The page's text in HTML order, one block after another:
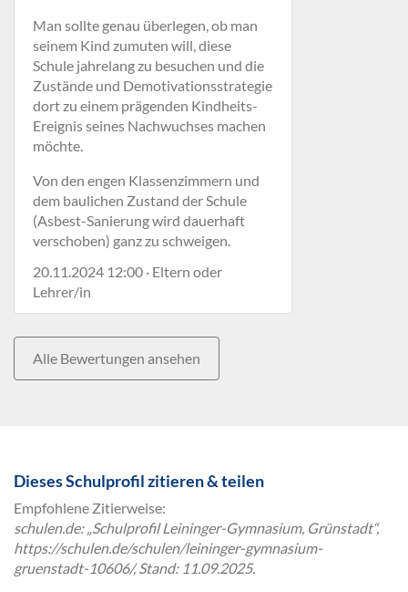
Man sollte genau überlegen, ob man
seinem Kind zumuten will, diese
Schule jahrelang zu besuchen und die
Zustände und Demotivationsstrategie
dort zu einem prägenden Kindheits-
Ereignis seines Nachwuchses machen
möchte.
Von den engen Klassenzimmern und
dem baulichen Zustand der Schule
(Asbest-Sanierung wird dauerhaft
verschoben) ganz zu schweigen.
20.11.2024 12:00 · Eltern oder
Lehrer/in
Alle Bewertungen ansehen
Dieses Schulprofil zitieren & teilen
Empfohlene Zitierweise:
schulen.de: „Schulprofil Leininger-Gymnasium, Grünstadt“,
https://schulen.de/schulen/leininger-gymnasium-
gruenstadt-10606/, Stand: 11.09.2025.